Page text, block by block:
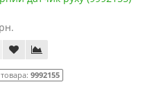
9992155